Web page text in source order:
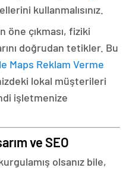
kullanmalısınız.
öne çıkması, fiziki
doğrudan tetikler. Bu
Maps Reklam Verme
lokal müşterileri
işletmenize
ve SEO
olsanız bile,